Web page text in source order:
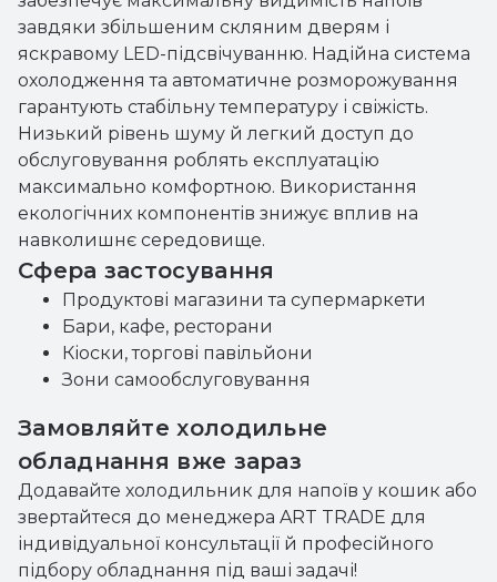
завдяки збільшеним скляним дверям і
яскравому LED-підсвічуванню. Надійна система
охолодження та автоматичне розморожування
гарантують стабільну температуру і свіжість.
Низький рівень шуму й легкий доступ до
обслуговування роблять експлуатацію
максимально комфортною. Використання
екологічних компонентів знижує вплив на
навколишнє середовище.
Сфера застосування
Продуктові магазини та супермаркети
Бари, кафе, ресторани
Кіоски, торгові павільйони
Зони самообслуговування
Замовляйте холодильне
обладнання вже зараз
Додавайте холодильник для напоїв у кошик або
звертайтеся до менеджера ART TRADE для
індивідуальної консультації й професійного
підбору обладнання під ваші задачі!